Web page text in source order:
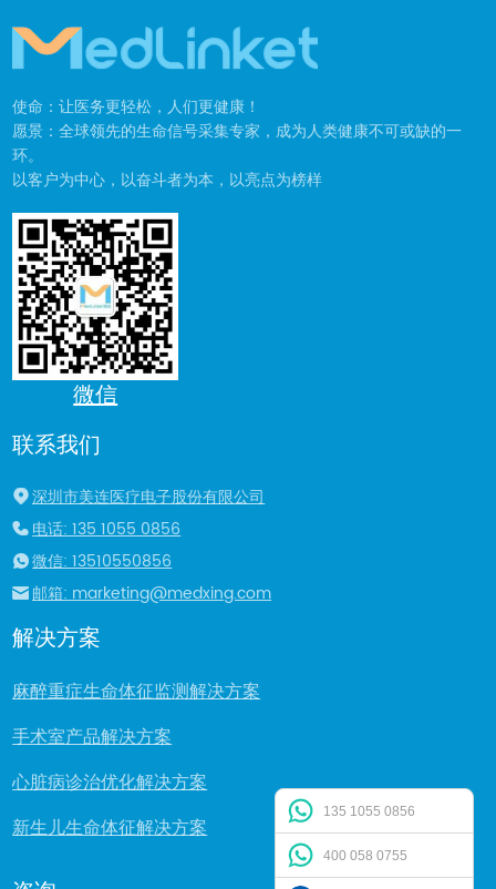
使命：让医务更轻松，人们更健康！
愿景：全球领先的生命信号采集专家，成为人类健康不可或缺的一
环。
以客户为中心，以奋斗者为本，以亮点为榜样
微信
联系我们
深圳市美连医疗电子股份有限公司
电话: 135 1055 0856
微信: 13510550856
邮箱: marketing@medxing.com
解决方案
麻醉重症生命体征监测解决方案
手术室产品解决方案
心脏病诊治优化解决方案
新生儿生命体征解决方案
135 1055 0856
400 058 0755